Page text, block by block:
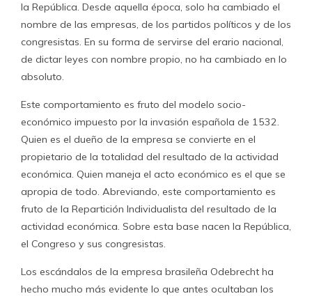
la República. Desde aquella época, solo ha cambiado el
nombre de las empresas, de los partidos políticos y de los
congresistas. En su forma de servirse del erario nacional,
de dictar leyes con nombre propio, no ha cambiado en lo
absoluto.
Este comportamiento es fruto del modelo socio-
económico impuesto por la invasión española de 1532.
Quien es el dueño de la empresa se convierte en el
propietario de la totalidad del resultado de la actividad
económica. Quien maneja el acto económico es el que se
apropia de todo. Abreviando, este comportamiento es
fruto de la Repartición Individualista del resultado de la
actividad económica. Sobre esta base nacen la República,
el Congreso y sus congresistas.
Los escándalos de la empresa brasileña Odebrecht ha
hecho mucho más evidente lo que antes ocultaban los